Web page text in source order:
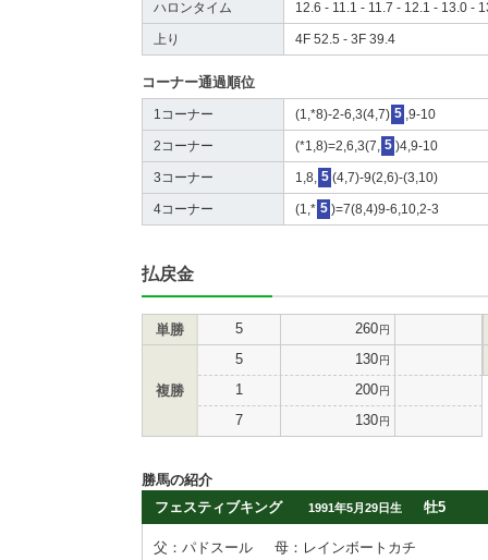
ハロンタイム 12.6 - 11.1 - 11.7 - 12.1 - 13.0 -
上り 4F 52.5 - 3F 39.4
コーナー通過順位
1コーナー (1,*8)-2-6,3(4,7) 5 ,9-10
2コーナー (*1,8)=2,6,3(7, 5 )4,9-10
3コーナー 1,8, 5 (4,7)-9(2,6)-(3,10)
4コーナー (1,* 5 )=7(8,4)9-6,10,2-3
払戻金
単勝 5 260円
複勝
5 130円
1 200円
7 130円
勝馬の紹介
フェスティブキング
1991年5月29日生 牡5
父：パドスール
母：レインボートカチ